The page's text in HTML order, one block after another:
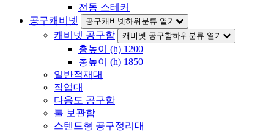
전동 스테커
공구캐비넷
공구캐비넷하위분류 열기
캐비넷 공구함 캐비넷 공구함하위분류 열기
총높이 (h) 1200
총높이 (h) 1850
일반적재대
작업대
다용도 공구함
툴 보관함
스텐드형 공구정리대